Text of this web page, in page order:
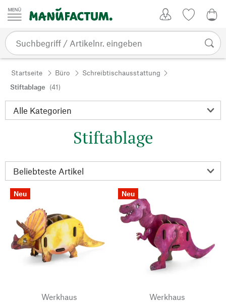
Zum Inhalt springen
Startseite Büro
Schreibtischausstattung
Stiftablage (41)
Stiftablage
Neu
Werkhaus
Neu
Werkhaus